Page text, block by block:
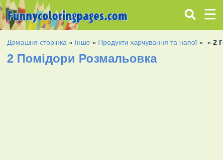
Домашня сторінка » Інше » Продукти харчування та напої » »2
2 Помідори Розмальовка